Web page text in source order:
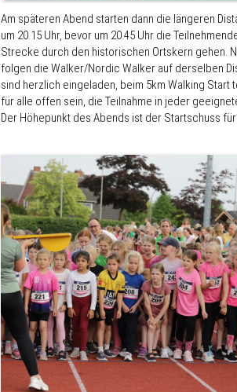
Am späteren Abend starten dann die längeren
um 20.15 Uhr, bevor um 20.45 Uhr die
Strecke durch den historischen Ortskern gehen.
folgen die Walker/Nordic Walker auf derselben
sind herzlich eingeladen, beim 5km Walking Start
für alle offen sein, die Teilnahme in jeder
Der Höhepunkt des Abends ist der Startschuss